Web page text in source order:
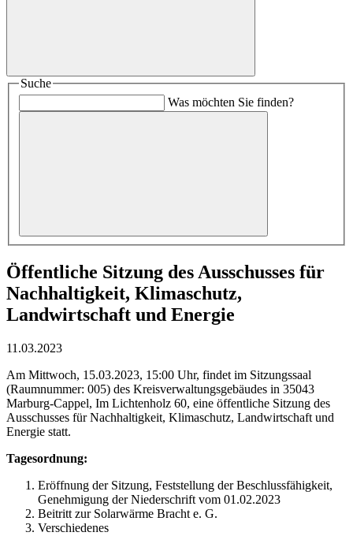
Suche
Was möchten Sie finden?
Öffentliche Sitzung des Ausschusses für
Nachhaltigkeit, Klimaschutz,
Landwirtschaft und Energie
11.03.2023
Am Mittwoch, 15.03.2023, 15:00 Uhr, findet im Sitzungssaal
(Raumnummer: 005) des Kreisverwaltungsgebäudes in 35043
Marburg-Cappel, Im Lichtenholz 60, eine öffentliche Sitzung des
Ausschusses für Nachhaltigkeit, Klimaschutz, Landwirtschaft und
Energie statt.
Tagesordnung:
Eröffnung der Sitzung, Feststellung der Beschlussfähigkeit,
Genehmigung der Niederschrift vom 01.02.2023
Beitritt zur Solarwärme Bracht e. G.
Verschiedenes